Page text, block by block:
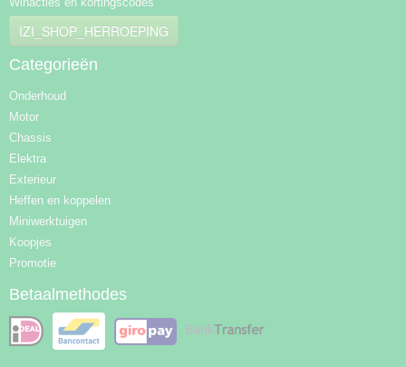
IZI_SHOP_HERROEPING
Categorieën
Onderhoud
Motor
Chassis
Elektra
Exterieur
Heffen en koppelen
Miniwerktuigen
Koopjes
Promotie
Betaalmethodes